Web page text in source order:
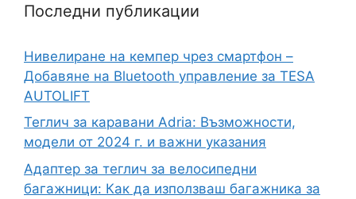
Последни публикации
Нивелиране на кемпер чрез смартфон –
Добавяне на Bluetooth управление за TESA
AUTOLIFT
Теглич за каравани Adria: Възможности,
модели от 2024 г. и важни указания
Адаптер за теглич за велосипедни
багажници: Как да използваш багажника за